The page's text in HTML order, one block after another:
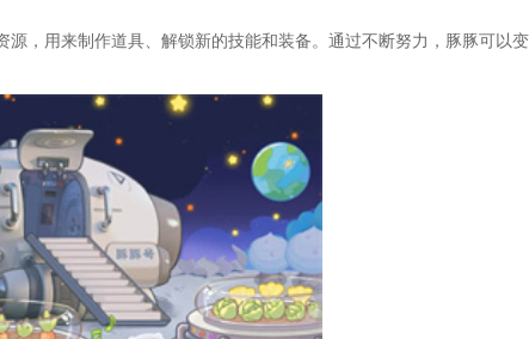
源，用来制作道具、解锁新的技能和装备。通过不断努力，豚豚可以